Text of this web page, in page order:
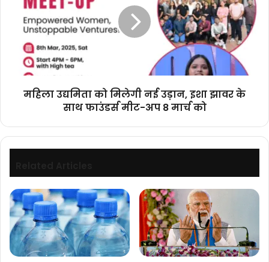
मिलेगी
उड़ान,
झावर
फाउंडर्स
अप
8
मार्च
महिला उद्यमिता को मिलेगी नई उड़ान, इशा झावर के
साथ फाउंडर्स मीट-अप 8 मार्च को